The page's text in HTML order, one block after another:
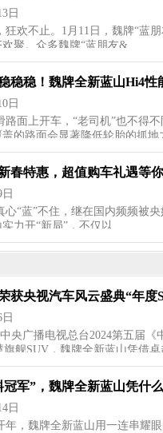
日
狂欢不止。1月11日，魏牌“蓝
聚。众多魏牌“蓝朋友&…
稳稳！魏牌全新蓝山Hi4性
日
路面上开车，“老司机”也不得
的路面会显著降低轮胎的抓地
春特惠，超值购车礼遇等
心“蓝”不住，继在国内频频被
力开“新局”，不仅以…
获央视汽车风云盛典“年度
央广播电视总台2024第五届
旗舰SUV，魏牌全新蓝山凭借
冠军”，魏牌全新蓝山凭什
日
年，魏牌全新蓝山用一连串耀